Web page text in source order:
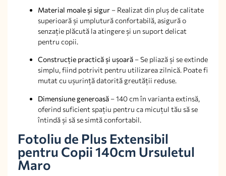
Material moale și sigur – Realizat din pluș de calitate
superioară și umplutură confortabilă, asigură o
senzație plăcută la atingere și un suport delicat
pentru copii.
Construcție practică și ușoară – Se pliază și se extinde
simplu, fiind potrivit pentru utilizarea zilnică. Poate fi
mutat cu ușurință datorită greutății reduse.
Dimensiune generoasă – 140 cm în varianta extinsă,
oferind suficient spațiu pentru ca micuțul tău să se
întindă și să se simtă confortabil.
Fotoliu de Plus Extensibil
pentru Copii 140cm Ursuletul
Maro